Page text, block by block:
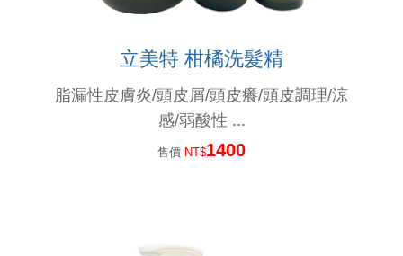
對不起,我們擋不住通膨怪獸....
最近頭皮好癢又有頭皮屑，怎麼辦？
立美特 柑橘洗髮精
脂漏性皮膚炎/頭皮屑/頭皮癢/頭皮調理/涼
感/弱酸性 ...
售價 NT$1400